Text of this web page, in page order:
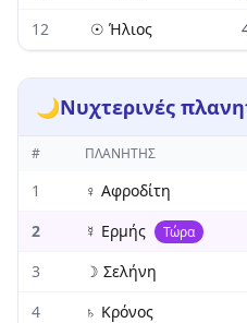
12
☉ Ήλιος
🌙Νυχτερινές
# ΠΛΑΝΉΤΗΣ
1 ♀ Αφροδίτη
2
☿ Ερμής Τώρα
3
☽ Σελήνη
4
♄ Κρόνος